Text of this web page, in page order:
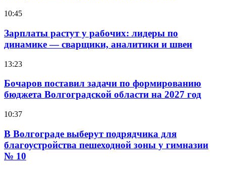
10:45
Зарплаты растут у рабочих: лидеры по
динамике — сварщики, аналитики и швеи
13:23
Бочаров поставил задачи по формированию
бюджета Волгоградской области на 2027 год
10:37
В Волгограде выберут подрядчика для
благоустройства пешеходной зоны у гимназии
№ 10